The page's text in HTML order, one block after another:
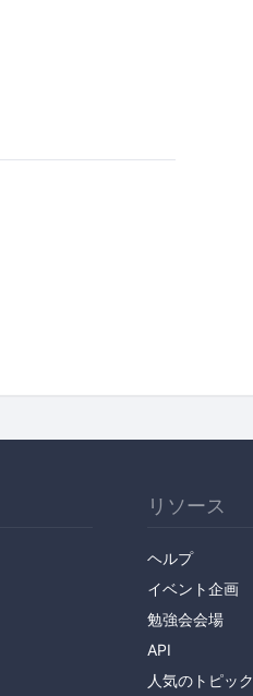
リソース
ヘルプ
イベント企画
勉強会会場
API
人気のトピック